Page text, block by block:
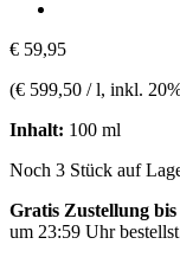
€ 59,95
(€ 599,50 / l, inkl.
Inhalt: 100 ml
Noch 3 Stück auf
Gratis Zustellung bis
um 23:59 Uhr